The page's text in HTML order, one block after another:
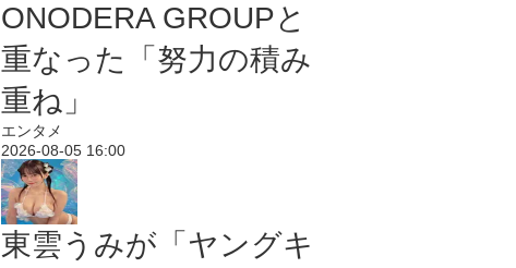
ONODERA GROUPと
重なった「努力の積み
重ね」
エンタメ
2026-08-05 16:00
東雲うみが「ヤングキ